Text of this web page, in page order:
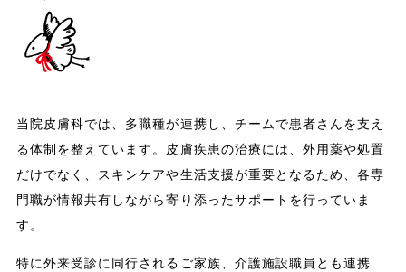
当院皮膚科では、多職種が連携し、チームで患者さんを支え
る体制を整えています。皮膚疾患の治療には、外用薬や処置
だけでなく、スキンケアや生活支援が重要となるため、各専
門職が情報共有しながら寄り添ったサポートを行っていま
す。
特に外来受診に同行されるご家族、介護施設職員とも連携